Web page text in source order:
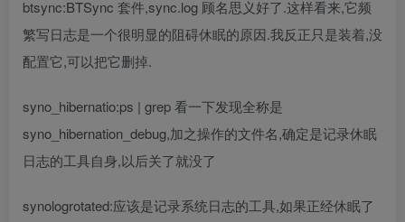
btsync:BTSync 套件,sync.log 顾名思义好了.这样看来,它频
繁写日志是一个很明显的阻碍休眠的原因.我反正只是装着,没
配置它,可以把它删掉.
syno_hibernatio:ps | grep 看一下发现全称是
syno_hibernation_debug,加之操作的文件名,确定是记录休眠
日志的工具自身,以后关了就没了
synologrotated:应该是记录系统日志的工具,如果正经休眠了